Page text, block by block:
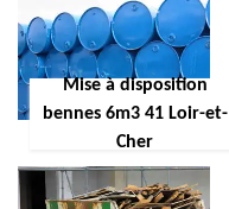
Mise à disposition
bennes 6m3 41 Loir-et-
Cher